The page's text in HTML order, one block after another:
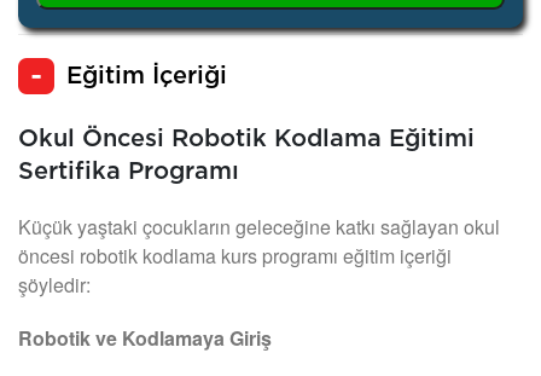
Eğitim İçeriği
Okul Öncesi Robotik Kodlama Eğitimi
Sertifika Programı
Küçük yaştaki çocukların geleceğine katkı sağlayan okul
öncesi robotik kodlama kurs programı eğitim içeriği
şöyledir:
Robotik ve Kodlamaya Giriş